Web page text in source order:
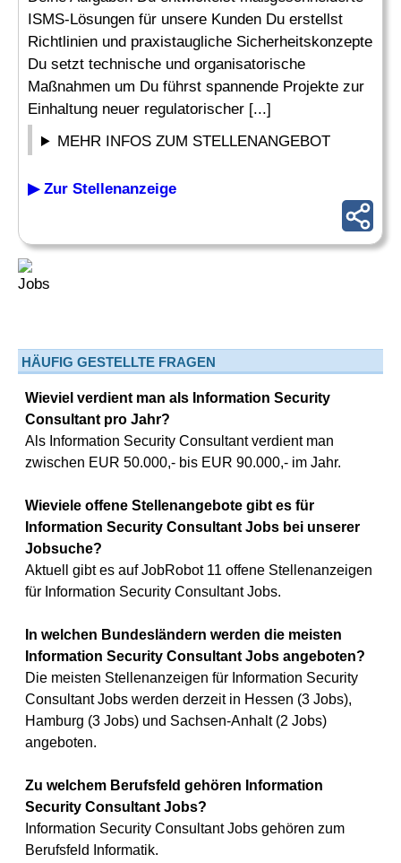
ISMS-Lösungen für unsere Kunden Du erstellst
Richtlinien und praxistaugliche Sicherheitskonzepte
Du setzt technische und organisatorische
Maßnahmen um Du führst spannende Projekte zur
Einhaltung neuer regulatorischer [...]
MEHR INFOS ZUM STELLENANGEBOT
▶ Zur Stellenanzeige
HÄUFIG GESTELLTE FRAGEN
Wieviel verdient man als Information Security
Consultant pro Jahr?
Als Information Security Consultant verdient man
zwischen EUR 50.000,- bis EUR 90.000,- im Jahr.
Wieviele offene Stellenangebote gibt es für
Information Security Consultant Jobs bei unserer
Jobsuche?
Aktuell gibt es auf JobRobot 11 offene Stellenanzeigen
für Information Security Consultant Jobs.
In welchen Bundesländern werden die meisten
Information Security Consultant Jobs angeboten?
Die meisten Stellenanzeigen für Information Security
Consultant Jobs werden derzeit in Hessen (3 Jobs),
Hamburg (3 Jobs) und Sachsen-Anhalt (2 Jobs)
angeboten.
Zu welchem Berufsfeld gehören Information
Security Consultant Jobs?
Information Security Consultant Jobs gehören zum
Berufsfeld Informatik.